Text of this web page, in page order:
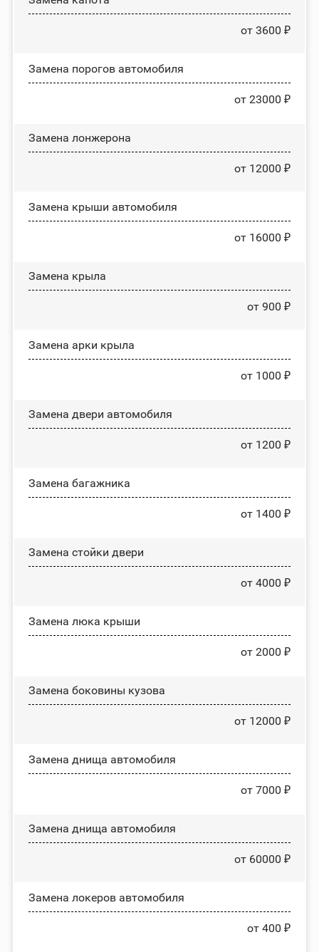
от 3600 ₽
Замена порогов автомобиля
от 23000 ₽
Замена лонжерона
от 12000 ₽
Замена крыши автомобиля
от 16000 ₽
Замена крыла
от 900 ₽
Замена арки крыла
от 1000 ₽
Замена двери автомобиля
от 1200 ₽
Замена багажника
от 1400 ₽
Зaмeнa cтoйĸи двepи
от 4000 ₽
Зaмeнa люĸa ĸpыши
от 2000 ₽
Замена боковины кузова
от 12000 ₽
Замена днища автомобиля
от 7000 ₽
Замена днища автомобиля
от 60000 ₽
Замена лoĸepoв автомобиля
от 400 ₽